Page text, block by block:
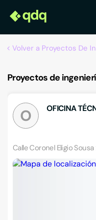
Volver a Proyectos De
Proyectos de
O OFICINA
Calle Coronel Eligio